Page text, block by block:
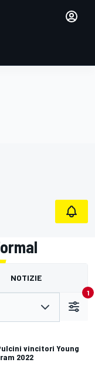
NOTIZIE
1
vincitori Young
2022